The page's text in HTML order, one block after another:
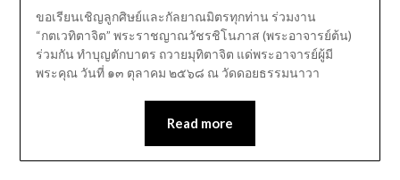
ขอเรียนเชิญลูกศิษย์และกัลยาณมิตรทุกท่าน ร่วมงาน
“กตเวทิตาจิต” พระราชญาณวัชรชิโนภาส (พระอาจารย์ต้น)
ร่วมกัน ทำบุญตักบาตร ถวายมุทิตาจิต แด่พระอาจารย์ผู้มี
พระคุณ วันที่ ๑๓ ตุลาคม ๒๕๖๘ ณ วัดดอยธรรมนาวา
Read more